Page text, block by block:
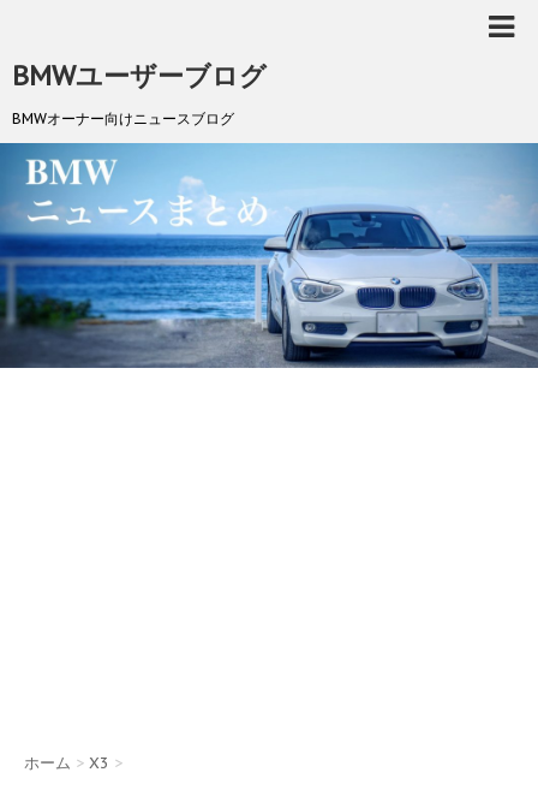
BMWユーザーブログ
BMWオーナー向けニュースブログ
ホーム > X3 >